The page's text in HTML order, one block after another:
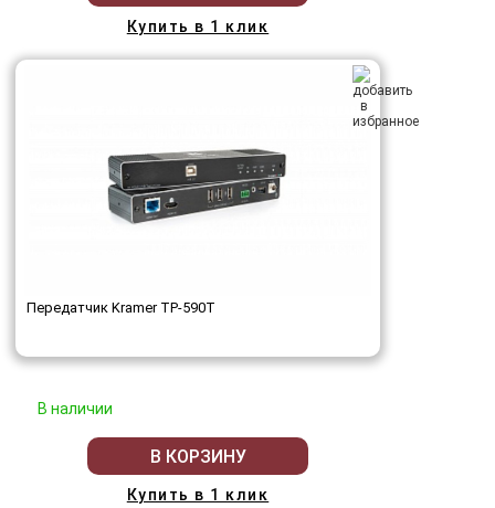
Купить в 1 клик
Передатчик Kramer TP-590T
В наличии
В КОРЗИНУ
Купить в 1 клик